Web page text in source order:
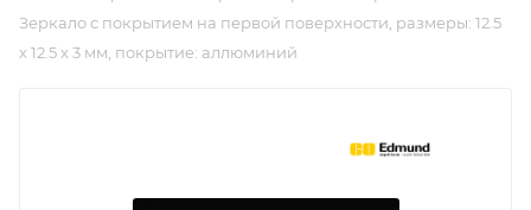
Зеркало с покрытием на первой поверхности, размеры: 12.5
x 12.5 x 3 мм, покрытие: аллюминий